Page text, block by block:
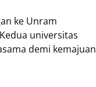
ke Unram
universitas
demi kemajuan